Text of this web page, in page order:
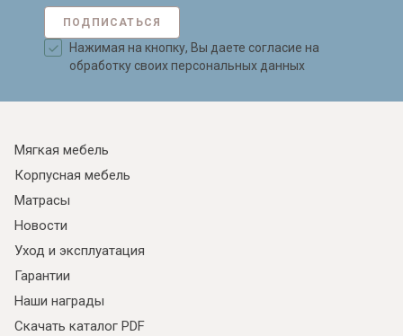
ПОДПИСАТЬСЯ
Нажимая на кнопку, Вы даете согласие на
обработку своих персональных данных
Мягкая мебель
Корпусная мебель
Матрасы
Новости
Уход и эксплуатация
Гарантии
Наши награды
Скачать каталог PDF